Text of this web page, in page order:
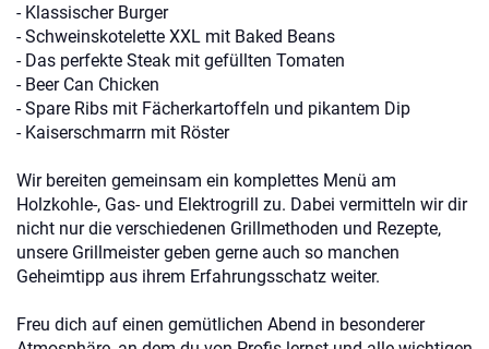
- Klassischer Burger
- Schweinskotelette XXL mit Baked Beans
- Das perfekte Steak mit gefüllten Tomaten
- Beer Can Chicken
- Spare Ribs mit Fächerkartoffeln und pikantem Dip
- Kaiserschmarrn mit Röster
Wir bereiten gemeinsam ein komplettes Menü am
Holzkohle-, Gas- und Elektrogrill zu. Dabei vermitteln wir dir
nicht nur die verschiedenen Grillmethoden und Rezepte,
unsere Grillmeister geben gerne auch so manchen
Geheimtipp aus ihrem Erfahrungsschatz weiter.
Freu dich auf einen gemütlichen Abend in besonderer